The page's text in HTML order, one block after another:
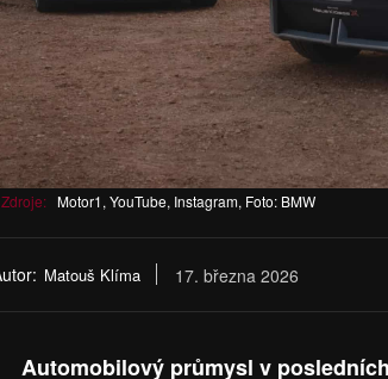
Zdroje: Motor1, YouTube, Instagram, Foto: BMW
Matouš Klíma 17. března 2026
Automobilový průmysl v